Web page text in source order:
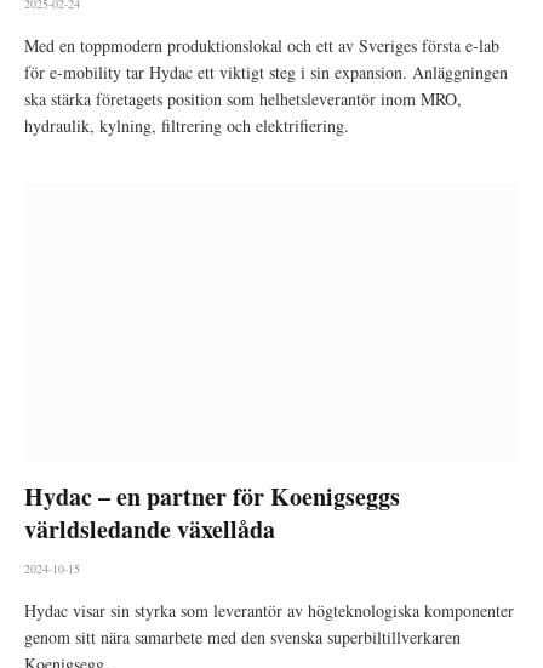
Med en toppmodern produktionslokal och ett av Sveriges första e-lab
för e-mobility tar Hydac ett viktigt steg i sin expansion. Anläggningen
ska stärka företagets position som helhetsleverantör inom MRO,
hydraulik, kylning, filtrering och elektrifiering.
Hydac – en partner för Koenigseggs
världsledande växellåda
2024-10-15
Hydac visar sin styrka som leverantör av högteknologiska komponenter
genom sitt nära samarbete med den svenska superbiltillverkaren